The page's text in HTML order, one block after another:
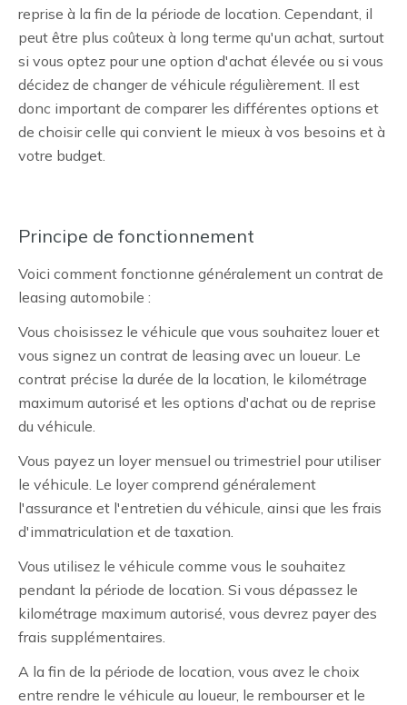
reprise à la fin de la période de location. Cependant, il
peut être plus coûteux à long terme qu'un achat, surtout
si vous optez pour une option d'achat élevée ou si vous
décidez de changer de véhicule régulièrement. Il est
donc important de comparer les différentes options et
de choisir celle qui convient le mieux à vos besoins et à
votre budget.
Principe de fonctionnement
Voici comment fonctionne généralement un contrat de
leasing automobile :
Vous choisissez le véhicule que vous souhaitez louer et
vous signez un contrat de leasing avec un loueur. Le
contrat précise la durée de la location, le kilométrage
maximum autorisé et les options d'achat ou de reprise
du véhicule.
Vous payez un loyer mensuel ou trimestriel pour utiliser
le véhicule. Le loyer comprend généralement
l'assurance et l'entretien du véhicule, ainsi que les frais
d'immatriculation et de taxation.
Vous utilisez le véhicule comme vous le souhaitez
pendant la période de location. Si vous dépassez le
kilométrage maximum autorisé, vous devrez payer des
frais supplémentaires.
A la fin de la période de location, vous avez le choix
entre rendre le véhicule au loueur, le rembourser et le